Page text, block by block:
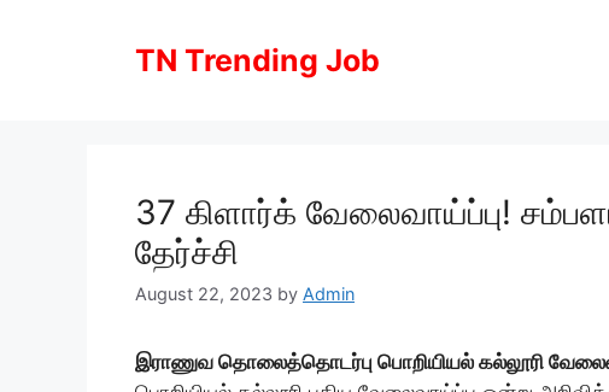
TN Trending Job
37 கிளார்க் வேலைவாய்ப்பு!
தேர்ச்சி
August 22, 2023 by Admin
இராணுவ தொலைத்தொடர்பு பொறியியல் கல்லூரி